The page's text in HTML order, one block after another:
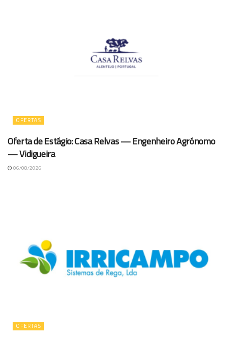
OFERTAS
Oferta de Estágio: Casa Relvas — Engenheiro Agrónomo
— Vidigueira
06/08/2026
OFERTAS